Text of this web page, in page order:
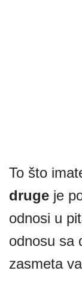
To što
druge je
odnosi u
odnosu sa
zasmeta